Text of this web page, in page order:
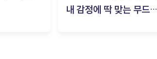
내 감정에 딱 맞는 무드룸